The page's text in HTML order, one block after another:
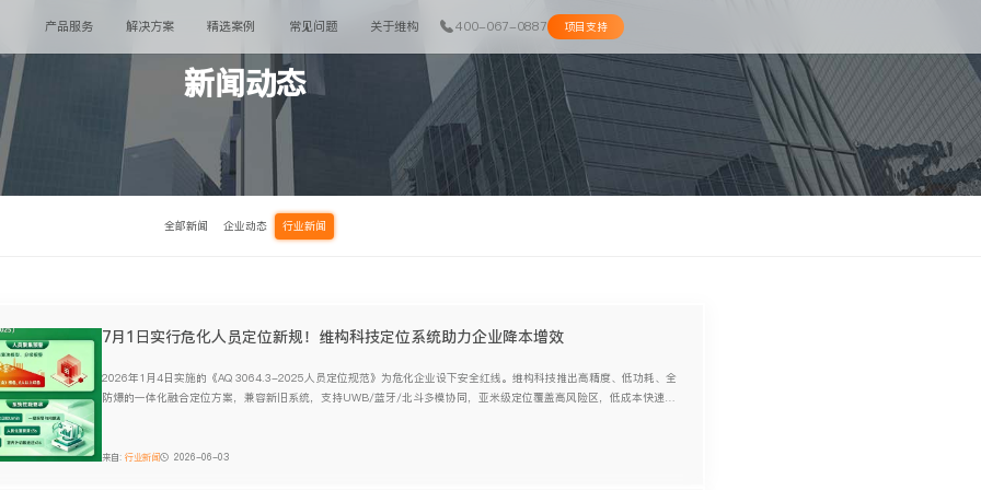
产品服务 解决方案 精选案例 常见问题 关于维构 400-067-0887 项目支持
新闻动态
全部新闻 企业动态 行业新闻
7月1日实行危化人员定位新规！维构科技定位系统助力企业降本增效
2026年1月4日实施的《AQ 3064.3-2025人员定位规范》为危化企业设下安全红线。维构科技推出高精度、低功耗、全
防爆的一体化融合定位方案，兼容新旧系统，支持UWB/蓝牙/北斗多模协同，亚米级定位覆盖高风险区，低成本快速升
来自: 行业新闻 2026-06-03